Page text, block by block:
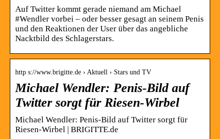
Auf Twitter kommt gerade niemand am Michael
#Wendler vorbei – oder besser gesagt an seinem Penis
und den Reaktionen der User über das angebliche
Nacktbild des Schlagerstars.
http s://www.brigitte.de › Aktuell › Stars und TV
Michael Wendler: Penis-Bild auf
Twitter sorgt für Riesen-Wirbel
Michael Wendler: Penis-Bild auf Twitter sorgt für
Riesen-Wirbel | BRIGITTE.de